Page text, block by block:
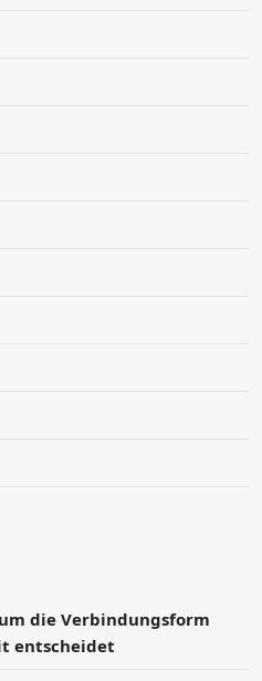
die Verbindungsform
entscheidet